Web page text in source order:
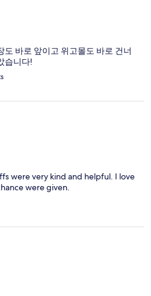
者是餛飩湯都非常美味，尤其是
的有海的感覺。本來第三天早
上沒有供應，有點小遺憾。希望
下；） 當你在威海，一個這麼乾
入住溫馨、親切、乾淨、便利，又
的酒店的時候，這趟旅程，就已
。
바로 앞이고 위고몰도 바로 건너
습니다!
were very kind and helpful. I love
were given.